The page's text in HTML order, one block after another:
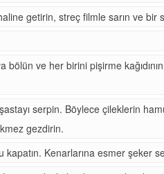
getirin, streç filmle sarın ve bir
ve her birini pişirme
serpin. Böylece çileklerin
gezdirin.
Kenarlarına esmer şeker